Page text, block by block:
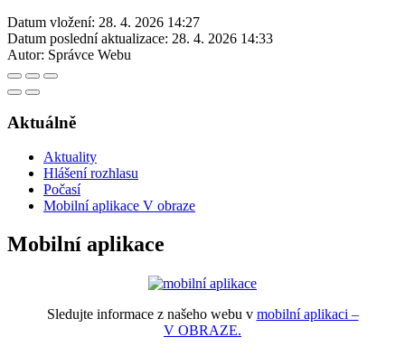
Datum vložení: 28. 4. 2026 14:27
Datum poslední aktualizace: 28. 4. 2026 14:33
Autor: Správce Webu
Aktuálně
Aktuality
Hlášení rozhlasu
Počasí
Mobilní aplikace V obraze
Mobilní aplikace
Sledujte informace z našeho webu v mobilní aplikaci –
V OBRAZE.